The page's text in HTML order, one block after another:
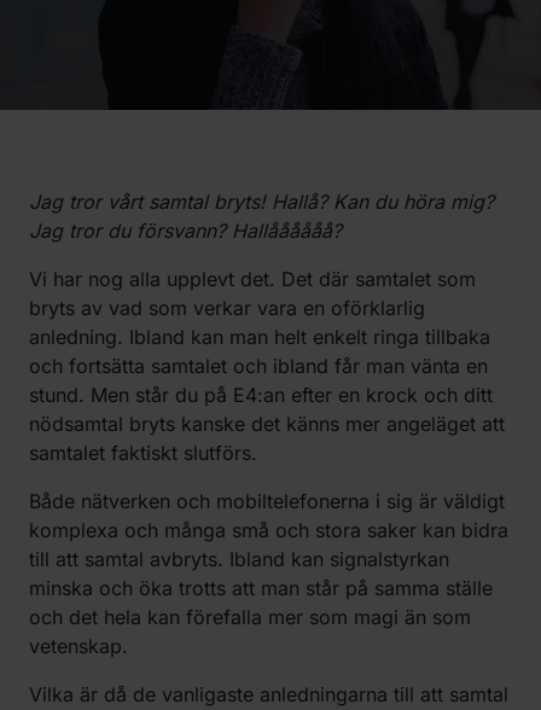
Jag tror vårt samtal bryts! Hallå? Kan du höra mig?
Jag tror du försvann? Hallåååååå?
Vi har nog alla upplevt det. Det där samtalet som
bryts av vad som verkar vara en oförklarlig
anledning. Ibland kan man helt enkelt ringa tillbaka
och fortsätta samtalet och ibland får man vänta en
stund. Men står du på E4:an efter en krock och ditt
nödsamtal bryts kanske det känns mer angeläget att
samtalet faktiskt slutförs.
Både nätverken och mobiltelefonerna i sig är väldigt
komplexa och många små och stora saker kan bidra
till att samtal avbryts. Ibland kan signalstyrkan
minska och öka trotts att man står på samma ställe
och det hela kan förefalla mer som magi än som
vetenskap.
Vilka är då de vanligaste anledningarna till att samtal